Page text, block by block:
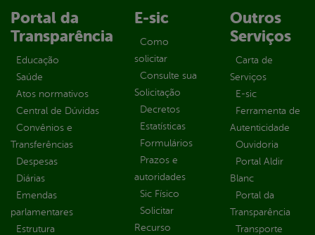
Portal da
Transparência
Educação
Saúde
Atos normativos
Central de Dúvidas
Convênios e
Transferências
Despesas
Diárias
Emendas
parlamentares
Estrutura
E-sic
Como
solicitar
Consulte sua
Solicitação
Decretos
Estatísticas
Formulários
Prazos e
autoridades
Sic Físico
Solicitar
Recurso
Outros
Serviços
Carta de
Serviços
E-sic
Ferramenta de
Autenticidade
Ouvidoria
Portal Aldir
Blanc
Portal da
Transparência
Transporte